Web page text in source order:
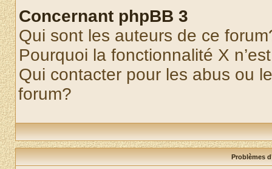
Concernant phpBB 3
Qui sont les auteurs de ce
Pourquoi la fonctionnalité X
Qui contacter pour les abus ou
forum?
Problèmes